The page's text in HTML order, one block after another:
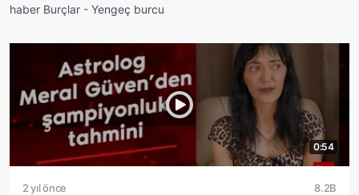
haber Burçlar - Yengeç burcu
0:54
2 yıl önce 8.2B